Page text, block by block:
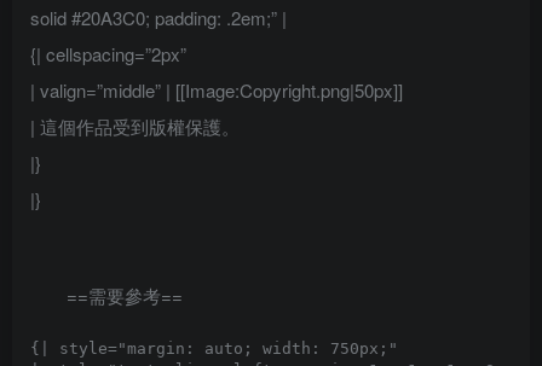
solid #20A3C0; padding: .2em;” |
{| cellspacing=”2px”
| valign=”middle” | [[Image:Copyright.png|50px]]
| 這個作品受到版權保護。
|}
|}
==需要參考==
{| style="margin: auto; width: 750px;"